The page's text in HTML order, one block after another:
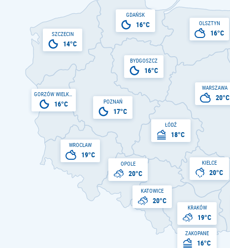
BYDGOSZCZ
16°C
GDAŃSK
16°C
16°C
KATOWICE
20°C
KIELCE
20°C
KRAKÓW
19°C
ŁÓDŹ
18°C
OLSZTYN
16°C
OPOLE
20°C
POZNAŃ
17°C
SZCZECIN
14°C
WARSZAWA
20°C
WROCŁAW
19°C
ZAKOPANE
16°C